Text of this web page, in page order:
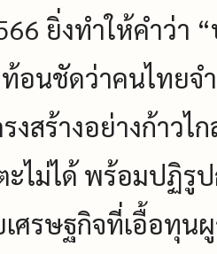
ยิ่งทำให้คำว่
ท้อนชัดว่าคนไทย
งสร้างอย่างก้าว
ะไม่ได้ พร้อมปฏิ
ศรษฐกิจที่เอื้อทุ